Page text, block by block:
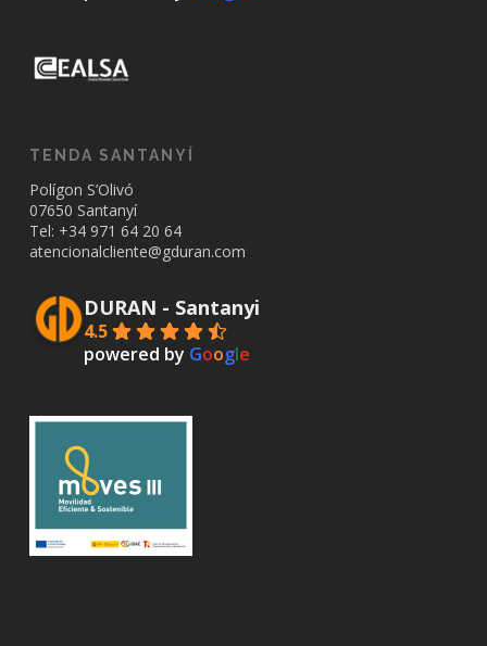
TENDA SANTANYÍ
Polígon S’Olivó
07650 Santanyí
Tel: +34 971 64 20 64
atencionalcliente@gduran.com
DURAN - Santanyi
4.5
powered by Google